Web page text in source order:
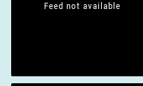
Feed not available